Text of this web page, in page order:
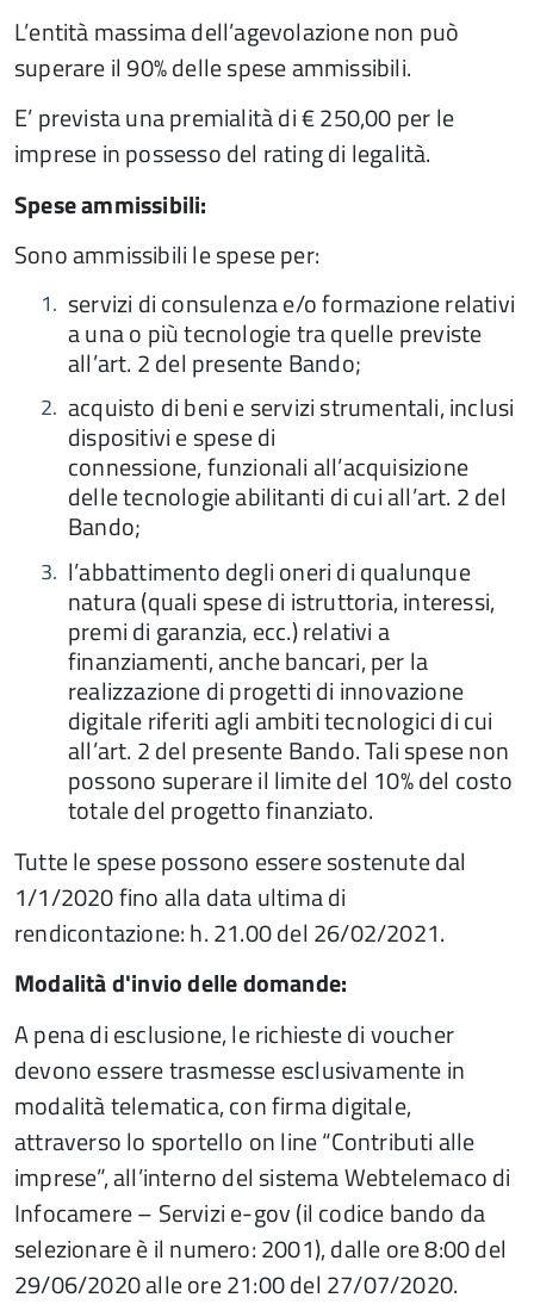
L’entità massima dell’agevolazione non può
superare il 90% delle spese ammissibili.
E’ prevista una premialità di € 250,00 per le
imprese in possesso del rating di legalità.
Spese ammissibili:
Sono ammissibili le spese per:
servizi di consulenza e/o formazione relativi
a una o più tecnologie tra quelle previste
all’art. 2 del presente Bando;
acquisto di beni e servizi strumentali, inclusi
dispositivi e spese di
connessione, funzionali all’acquisizione
delle tecnologie abilitanti di cui all’art. 2 del
Bando;
l’abbattimento degli oneri di qualunque
natura (quali spese di istruttoria, interessi,
premi di garanzia, ecc.) relativi a
finanziamenti, anche bancari, per la
realizzazione di progetti di innovazione
digitale riferiti agli ambiti tecnologici di cui
all’art. 2 del presente Bando. Tali spese non
possono superare il limite del 10% del costo
totale del progetto finanziato.
Tutte le spese possono essere sostenute dal
1/1/2020 fino alla data ultima di
rendicontazione: h. 21.00 del 26/02/2021.
Modalità d'invio delle domande:
A pena di esclusione, le richieste di voucher
devono essere trasmesse esclusivamente in
modalità telematica, con firma digitale,
attraverso lo sportello on line “Contributi alle
imprese”, all’interno del sistema Webtelemaco di
Infocamere – Servizi e-gov (il codice bando da
selezionare è il numero: 2001), dalle ore 8:00 del
29/06/2020 alle ore 21:00 del 27/07/2020.